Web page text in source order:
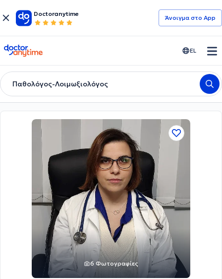
Doctoranytime
Άνοιγμα στο App
doctoranytime EL
Παθολόγος-Λοιμωξιολόγος
6 Φωτογραφίες